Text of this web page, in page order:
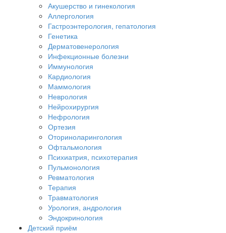
Акушерство и гинекология
Аллергология
Гастроэнтерология, гепатология
Генетика
Дерматовенерология
Инфекционные болезни
Иммунология
Кардиология
Маммология
Неврология
Нейрохирургия
Нефрология
Ортезия
Оториноларингология
Офтальмология
Психиатрия, психотерапия
Пульмонология
Ревматология
Терапия
Травматология
Урология, андрология
Эндокринология
Детский приём